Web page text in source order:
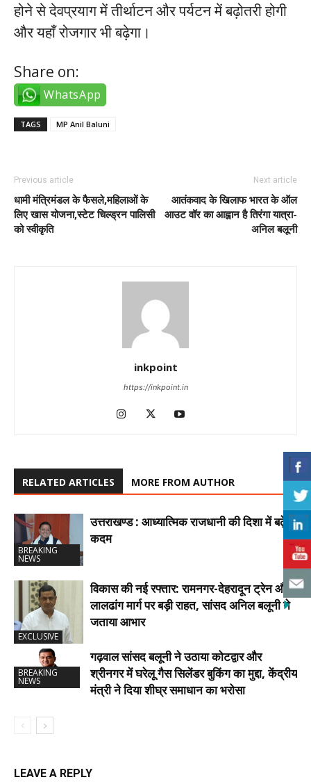
होने से देवप्रयाग में तीर्थाटन और पर्यटन में बढ़ोतरी होगी
और यहाँ रोजगार भी बढ़ेगा।
Share on:
WhatsApp
TAGS MP Anil Baluni
Previous article
धामी मंत्रिमंडल के फैसले,महिलाओं के
लिए खास योजना,स्टेट चिल्ड्रन पालिसी
को स्वीकृति
Next article
आतंकवाद के खिलाफ भारत के ऑल
आउट वॉर का आह्वान है तिरंगा यात्रा-
अनिल बलूनी
inkpoint
https://inkpoint.in
RELATED ARTICLES MORE FROM AUTHOR
BREAKING
NEWS
उत्तराखण्ड : आध्यात्मिक राजधानी की दिशा में बढ़े
कदम
EXCLUSIVE
विकास की नई रफ्तार: रामनगर-देहरादून ट्रेन और
लालढांग मार्ग पर बड़ी राहत, सांसद अनिल बलूनी ने
जताया आभार
BREAKING
NEWS
गढ़वाल सांसद बलूनी ने उठाया कोटद्वार और
श्रीनगर में घरेलू गैस सिलेंडर बुकिंग का मुद्दा, केंद्रीय
मंत्री ने दिया शीघ्र समाधान का भरोसा
LEAVE A REPLY